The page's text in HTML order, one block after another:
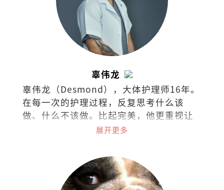
辜伟龙
辜伟龙（Desmond），大体护理师16年。
在每一次的护理过程，反复思考什么该
做、什么不该做。比起完美，他更重视让
逝者保有最熟悉的模样，在克制与取舍之
展开更多